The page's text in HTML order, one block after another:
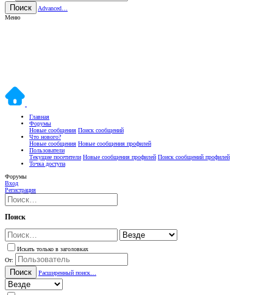
Поиск
Advanced…
Меню
Главная
Форумы
Новые сообщения Поиск сообщений
Что нового?
Новые сообщения Новые сообщения профилей
Пользователи
Текущие посетители Новые сообщения профилей Поиск сообщений профилей
Точка доступа
Форумы
Вход
Регистрация
Поиск
Искать только в заголовках
От:
Поиск Расширенный поиск…